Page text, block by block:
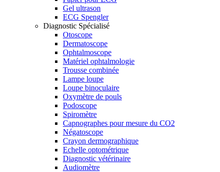
Gel ultrason
ECG Spengler
Diagnostic Spécialisé
Otoscope
Dermatoscope
Ophtalmoscope
Matériel ophtalmologie
Trousse combinée
Lampe loupe
Loupe binoculaire
Oxymètre de pouls
Podoscope
Spiromètre
Capnographes pour mesure du CO2
Négatoscope
Crayon dermographique
Echelle optométrique
Diagnostic vétérinaire
Audiomètre